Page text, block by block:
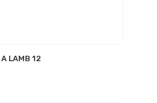
12 A LAMB